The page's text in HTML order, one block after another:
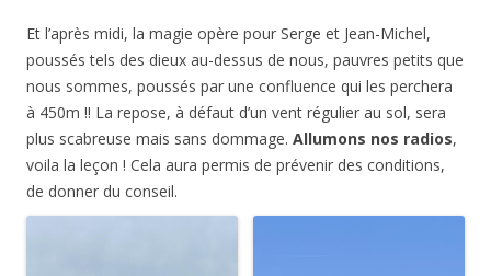
Et l’après midi, la magie opère pour Serge et Jean-Michel,
poussés tels des dieux au-dessus de nous, pauvres petits que
nous sommes, poussés par une confluence qui les perchera
à 450m !! La repose, à défaut d’un vent régulier au sol, sera
plus scabreuse mais sans dommage. Allumons nos radios,
voila la leçon ! Cela aura permis de prévenir des conditions,
de donner du conseil.